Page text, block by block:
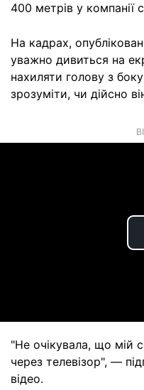
400 метрів у компанії
На кадрах,
уважно дивиться на
нахиляти голову з
зрозуміти, чи дійсно
"Не очікувала, що мій
через телевізор", —
відео.